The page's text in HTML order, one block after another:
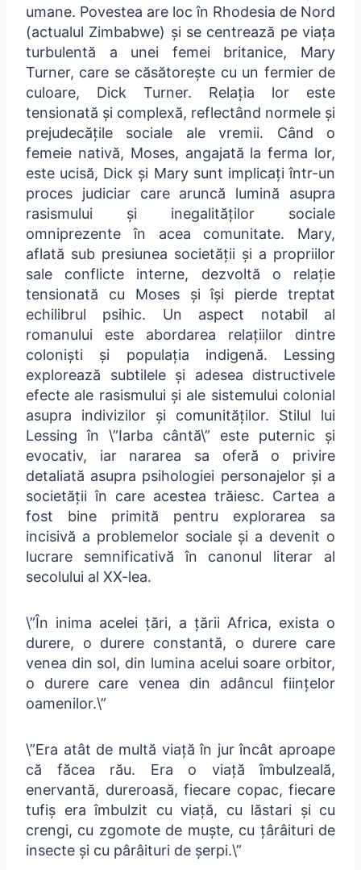
umane. Povestea are loc în Rhodesia de Nord
(actualul Zimbabwe) și se centrează pe viața
turbulentă a unei femei britanice, Mary
Turner, care se căsătorește cu un fermier de
culoare, Dick Turner. Relația lor este
tensionată și complexă, reflectând normele și
prejudecățile sociale ale vremii. Când o
femeie nativă, Moses, angajată la ferma lor,
este ucisă, Dick și Mary sunt implicați într-un
proces judiciar care aruncă lumină asupra
rasismului și inegalităților sociale
omniprezente în acea comunitate. Mary,
aflată sub presiunea societății și a propriilor
sale conflicte interne, dezvoltă o relație
tensionată cu Moses și își pierde treptat
echilibrul psihic. Un aspect notabil al
romanului este abordarea relațiilor dintre
coloniști și populația indigenă. Lessing
explorează subtilele și adesea distructivele
efecte ale rasismului și ale sistemului colonial
asupra indivizilor și comunităților. Stilul lui
Lessing în \”Iarba cântă\” este puternic și
evocativ, iar nararea sa oferă o privire
detaliată asupra psihologiei personajelor și a
societății în care acestea trăiesc. Cartea a
fost bine primită pentru explorarea sa
incisivă a problemelor sociale și a devenit o
lucrare semnificativă în canonul literar al
secolului al XX-lea.
\”În inima acelei țări, a țării Africa, exista o
durere, o durere constantă, o durere care
venea din sol, din lumina acelui soare orbitor,
o durere care venea din adâncul ființelor
oamenilor.\”
\”Era atât de multă viață în jur încât aproape
că făcea rău. Era o viață îmbulzeală,
enervantă, dureroasă, fiecare copac, fiecare
tufiș era îmbulzit cu viață, cu lăstari și cu
crengi, cu zgomote de muște, cu țârâituri de
insecte și cu pârâituri de șerpi.\”